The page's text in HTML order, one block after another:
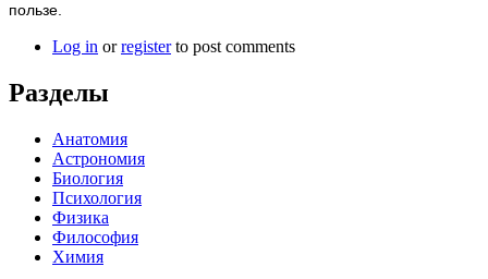
пользе.
Log in orregisterto post comments
Разделы
Анатомия
Астрономия
Биология
Психология
Физика
Философия
Химия